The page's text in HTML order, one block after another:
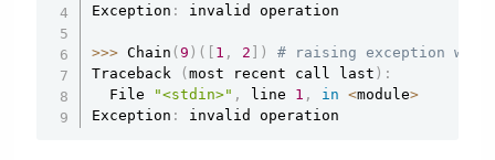
Exception : invalid operation
>>> Chain (9 ) ( [ 1 , 2 ] )
# raising exception with
Traceback
(most recent call last ) :
  File
"<stdin>" , line 1 , in <module>
Exception : invalid operation